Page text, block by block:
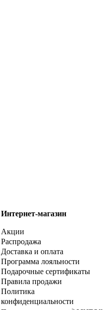
Интернет-магазин
Акции
Распродажа
Доставка и оплата
Программа лояльности
Подарочные сертификаты
Правила продажи
Политика
конфиденциальности